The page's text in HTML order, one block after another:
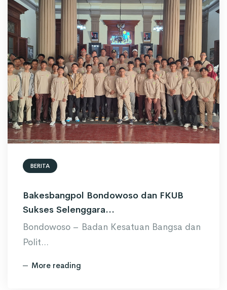
BERITA
Bakesbangpol Bondowoso dan FKUB
Sukses Selenggara...
Bondowoso – Badan Kesatuan Bangsa dan
Polit...
More reading